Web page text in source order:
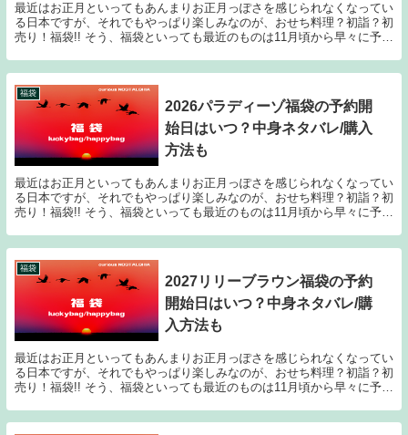
最近はお正月といってもあんまりお正月っぽさを感じられなくなってい
る日本ですが、それでもやっぱり楽しみなのが、おせち料理？初詣？初
売り！福袋!! そう、福袋といっても最近のものは11月頃から早々に予約
福袋
2026パラディーゾ福袋の予約開
始日はいつ？中身ネタバレ/購入
方法も
最近はお正月といってもあんまりお正月っぽさを感じられなくなってい
る日本ですが、それでもやっぱり楽しみなのが、おせち料理？初詣？初
売り！福袋!! そう、福袋といっても最近のものは11月頃から早々に予約
福袋
2027リリーブラウン福袋の予約
開始日はいつ？中身ネタバレ/購
入方法も
最近はお正月といってもあんまりお正月っぽさを感じられなくなってい
る日本ですが、それでもやっぱり楽しみなのが、おせち料理？初詣？初
売り！福袋!! そう、福袋といっても最近のものは11月頃から早々に予約